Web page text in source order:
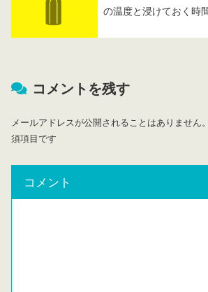
の温度と浸けておく時
コメントを残す
メールアドレスが公開されることはありません。
須項目です
コメント